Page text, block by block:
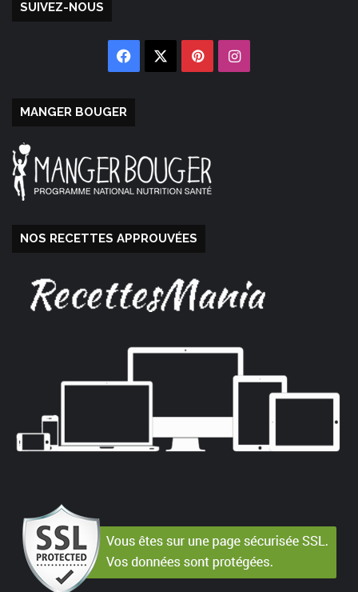
SUIVEZ-NOUS
Facebook PinterestInstagram
MANGER BOUGER
NOS RECETTES APPROUVÉES